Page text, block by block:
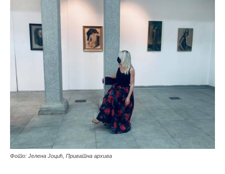
Фото: Јелена Јоцић, Приватна архива